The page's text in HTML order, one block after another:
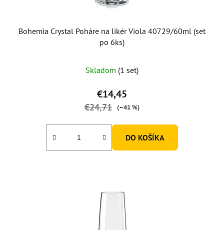
Bohemia Crystal Poháre na likér Viola 40729/60ml (set
po 6ks)
Skladom (1 set)
€14,45
€24,71 (–41 %)
DO KOŠÍKA